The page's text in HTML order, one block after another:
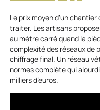
Le prix moyen d’un
traiter. Les artisans
au mètre carré quand la
complexité des réseaux de
chiffrage final. Un réseau
normes complète qui
milliers d’euros.